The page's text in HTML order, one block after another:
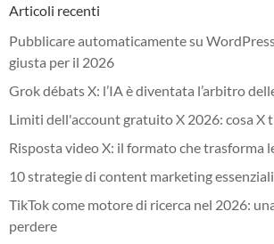
Articoli recenti
Pubblicare automaticamente su
giusta per il 2026
Grok débats X: l’IA è diventata l’arbitro
Limiti dell'account gratuito X 2026: cosa X
Risposta video X: il formato che trasforma
10 strategie di content marketing
TikTok come motore di ricerca nel 2026:
perdere